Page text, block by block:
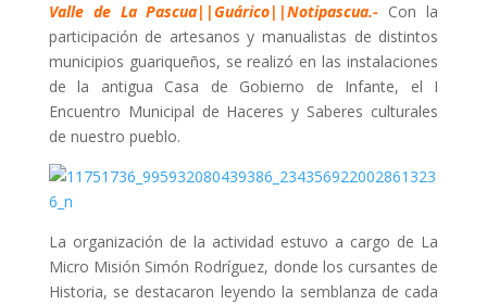
Valle de La Pascua||Guárico||Notipascua.- Con la
participación de artesanos y manualistas de distintos
municipios guariqueños, se realizó en las instalaciones
de la antigua Casa de Gobierno de Infante, el I
Encuentro Municipal de Haceres y Saberes culturales
de nuestro pueblo.
La organización de la actividad estuvo a cargo de La
Micro Misión Simón Rodríguez, donde los cursantes de
Historia, se destacaron leyendo la semblanza de cada